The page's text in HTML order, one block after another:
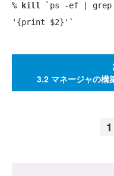
% kill `ps -ef | grep
3.2 マネージャの構
1